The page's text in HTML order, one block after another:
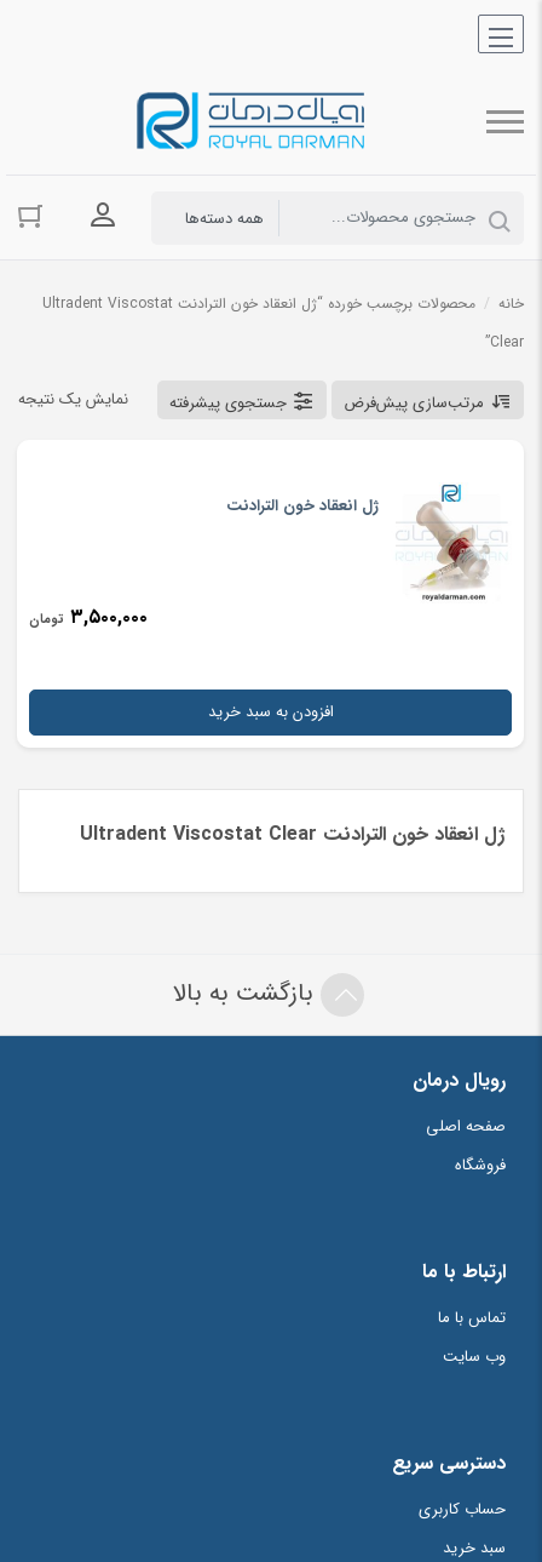
ورود به
خانه /
محصولات برچسب خورده “ژل انعقاد خون الترادنت Ultradent Viscostat
Clear”
نمایش یک نتیجه مرتب‌سازی پیش‌فرض جستجوی پیشرفته
ژل انعقاد خون الترادنت
۳,۵۰۰,۰۰۰ تومان
افزودن به سبد خرید
ژل انعقاد خون الترادنت Ultradent Viscostat Clear
بازگشت به بالا
رویال درمان
صفحه اصلی
فروشگاه
ارتباط با ما
تماس با ما
وب سایت
دسترسی سریع
حساب کاربری
سبد خرید